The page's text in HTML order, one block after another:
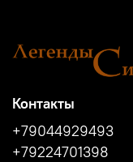
Контакты
+79044929493
+79224701398